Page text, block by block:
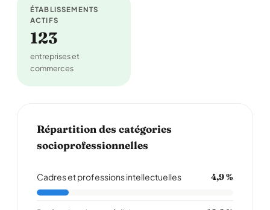
ÉTABLISSEMENTS
ACTIFS
123
entreprises et
commerces
Répartition des catégories
socioprofessionnelles
Cadres et professions intellectuelles 4,9 %